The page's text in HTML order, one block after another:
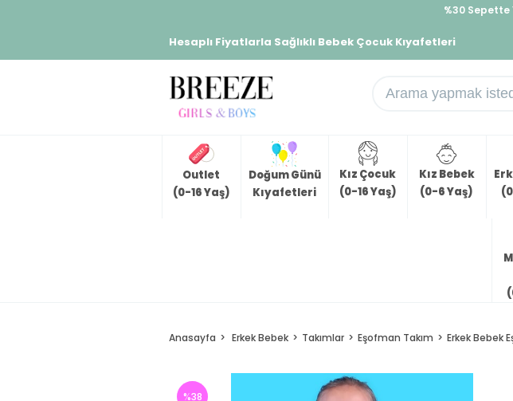
%30 Sepette
Hesaplı Fiyatlarla Sağlıklı Bebek Çocuk Kıyafetleri
Outlet
(0-16 Yaş)
Doğum Günü
Kıyafetleri
Kız Çocuk
(0-16 Yaş)
Kız Bebek
(0-6 Yaş)
Anasayfa Erkek Bebek Takımlar Eşofman Takım Erkek Bebek
%38